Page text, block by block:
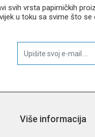
svih vrsta papirničkih
u toku sa svime što
Više informacija